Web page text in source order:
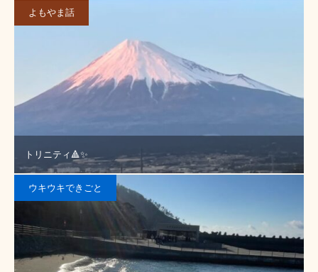
よもやま話
トリニティ🔺✨
ウキウキできごと